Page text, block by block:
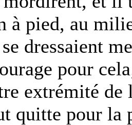
à pied, au
dressaient
pour
extrémité de
quitte pour la